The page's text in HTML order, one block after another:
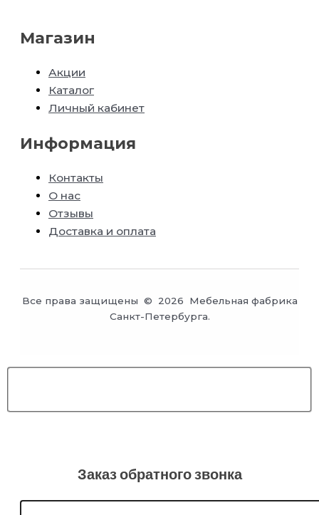
Магазин
Акции
Каталог
Личный кабинет
Информация
Контакты
О нас
Отзывы
Доставка и оплата
Все права защищены © 2026 Мебельная фабрика
Санкт-Петербурга.
Заказ обратного звонка